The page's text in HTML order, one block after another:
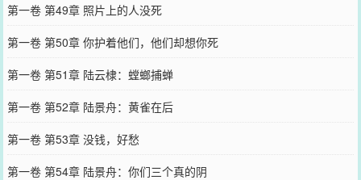
第一卷 第49章 照片上的人没死
第一卷 第50章 你护着他们，他们却想你死
第一卷 第51章 陆云棣：螳螂捕蝉
第一卷 第52章 陆景舟：黄雀在后
第一卷 第53章 没钱，好愁
第一卷 第54章 陆景舟：你们三个真的阴